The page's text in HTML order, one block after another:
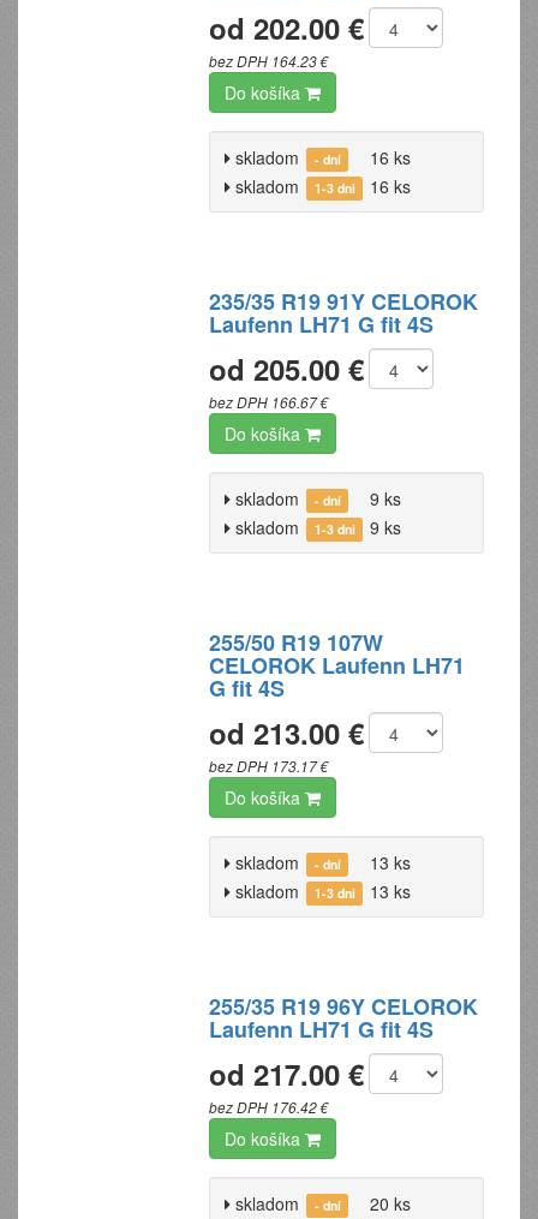
od 202.00 €
bez DPH 164.23 €
Do košíka
skladom - dní
16 ks
skladom
1-3 dni 16 ks
235/35 R19 91Y CELOROK
Laufenn LH71 G fit 4S
od 205.00 €
bez DPH 166.67 €
Do košíka
skladom - dní
9 ks
skladom
1-3 dni 9 ks
255/50 R19 107W
CELOROK Laufenn LH71
G fit 4S
od 213.00 €
bez DPH 173.17 €
Do košíka
skladom - dní
13 ks
skladom
1-3 dni 13 ks
255/35 R19 96Y CELOROK
Laufenn LH71 G fit 4S
od 217.00 €
bez DPH 176.42 €
Do košíka
skladom - dní
20 ks